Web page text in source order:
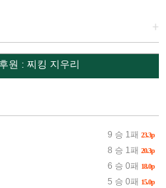
+
: 찌킹 지우리
9 승 1패 23.3p
8 승 1패 20.3p
6 승 0패 18.0p
5 승 0패 15.0p